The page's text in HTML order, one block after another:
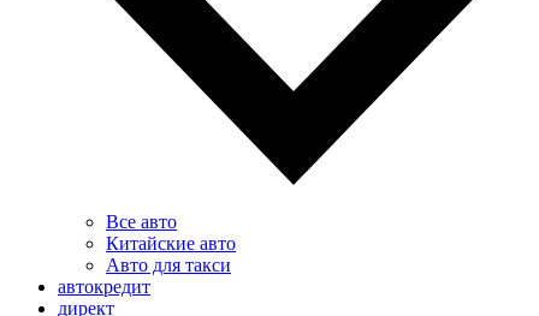
Все авто
Китайские авто
Авто для такси
автокредит
директ